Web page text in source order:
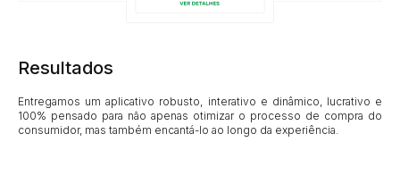
Resultados
Entregamos um aplicativo robusto, interativo e dinâmico, lucrativo e
100% pensado para não apenas otimizar o processo de compra do
consumidor, mas também encantá-lo ao longo da experiência.